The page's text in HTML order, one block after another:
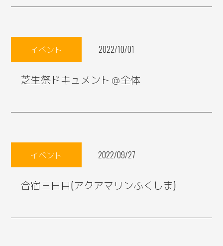
2022/10/01
イベント
芝生祭ドキュメント＠全体
2022/09/27
イベント
合宿三日目(アクアマリンふくしま)